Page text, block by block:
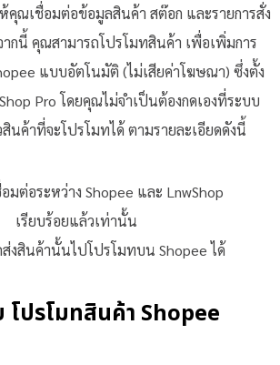
คุณเชื่อมต่อข้อมูลสินค้า สต๊อก และรายการสั่ง
กนี้ คุณสามารถโปรโมทสินค้า เพื่อเพิ่มการ
แบบอัตโนมัติ (ไม่เสียค่าโฆษณา) ซึ่งตั้ง
Pro โดยคุณไม่จำเป็นต้องกดเองที่ระบบ
นค้าที่จะโปรโมทได้ ตามรายละเอียดดังนี้
มต่อระหว่าง Shopee และ LnwShop
เรียบร้อยแล้วเท่านั้น
ส่งสินค้านั้นไปโปรโมทบน Shopee ได้
โปรโมทสินค้า Shopee